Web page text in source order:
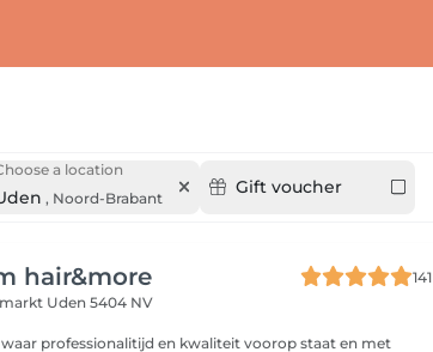
a location
, Noord-Brabant
Gift voucher
hair&more
141
Uden 5404 NV
waar professionalitijd en kwaliteit voorop staat en met